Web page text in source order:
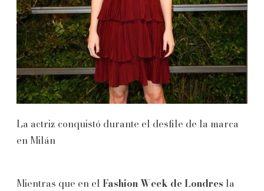
La actriz conquistó durante el desfile de la marca
en Milán
Mientras que en el Fashion Week de Londres la